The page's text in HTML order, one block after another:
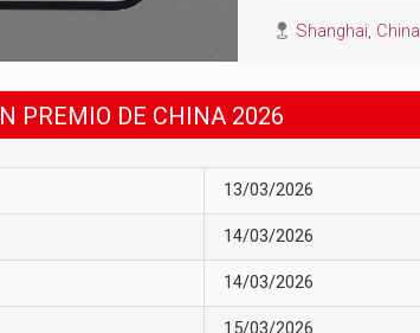
Shanghai, China
PREMIO DE CHINA 2026
13/03/2026
14/03/2026
14/03/2026
15/03/2026